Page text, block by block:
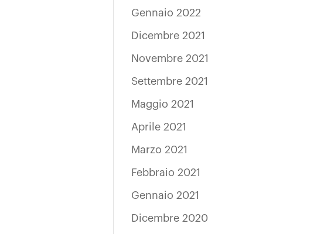
Gennaio 2022
Dicembre 2021
Novembre 2021
Settembre 2021
Maggio 2021
Aprile 2021
Marzo 2021
Febbraio 2021
Gennaio 2021
Dicembre 2020